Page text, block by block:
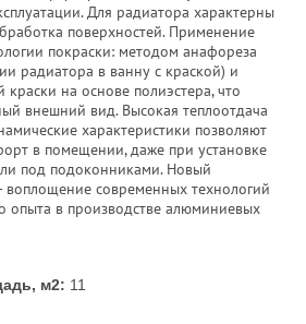
Для радиатора характерны
поверхностей. Применение
покраски: методом анафореза
радиатора в ванну с краской) и
на основе полиэстера, что
внешний вид. Высокая теплоотдача
характеристики позволяют
в помещении, даже при установке
под подоконниками. Новый
воплощение современных технологий
опыта в производстве алюминиевых
м2: 11